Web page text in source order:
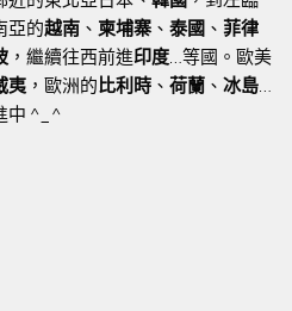
亞的越南 、 柬埔寨 、 泰國 、 菲律
，繼續往西前進印度…等國。歐美
夷 ，歐洲的比利時 、 荷蘭 、 冰島…
中 ^_^